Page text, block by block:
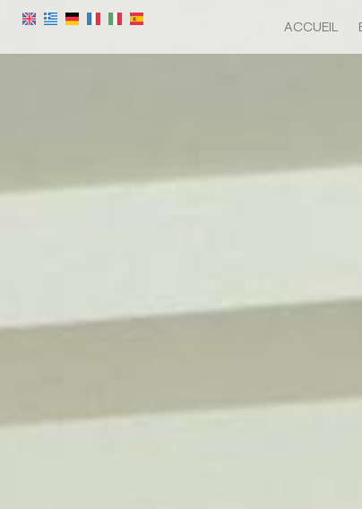
ACCUEIL